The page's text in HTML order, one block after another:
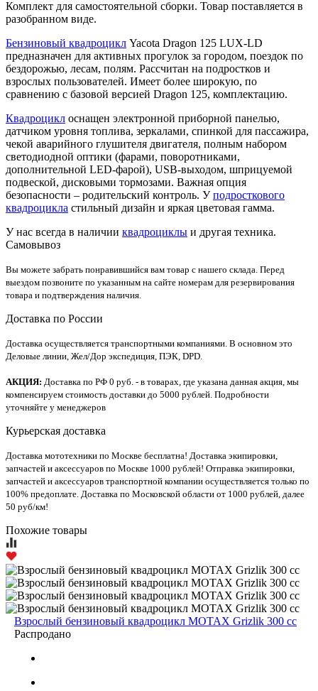
Комплект для самостоятельной сборки. Товар поставляется в
разобранном виде.
Бензиновый квадроцикл Yacota Dragon 125 LUX-LD
предназначен для активных прогулок за городом, поездок по
бездорожью, лесам, полям. Рассчитан на подростков и
взрослых пользователей. Имеет более широкую, по
сравнению с базовой версией Dragon 125, комплектацию.
Квадроцикл оснащен электронной приборной панелью,
датчиком уровня топлива, зеркалами, спинкой для пассажира,
чекой аварийного глушителя двигателя, полным набором
светодиодной оптики (фарами, поворотниками,
дополнительной LED-фарой), USB-выходом, шприцуемой
подвеской, дисковыми тормозами. Важная опция
безопасности – родительский контроль. Уподросткового
квадроцикла стильный дизайн и яркая цветовая гамма.
У нас всегда в наличии квадроциклы и другая техника.
Самовывоз
Вы можете забрать понравившийся вам товар с нашего склада. Перед
выездом позвоните по указанным на сайте номерам для резервирования
товара и подтверждения наличия.
Доставка по России
Доставка осуществляется транспортными компаниями. В основном это
Деловые линии, Жел/Дор экспедиция, ПЭК, DPD.
АКЦИЯ: Доставка по РФ 0 руб. - в товарах, где указана данная акция, мы
компенсируем стоимость доставки до 5000 рублей. Подробности
уточняйте у менеджеров
Курьерская доставка
Доставка мототехники по Москве бесплатна! Доставка экипировки,
запчастей и аксессуаров по Москве 1000 рублей! Отправка экипировки,
запчастей и аксессуаров транспортной компании осуществляется только по
100% предоплате. Доставка по Московской области от 1000 рублей, далее
50 руб/км!
Похожие товары
Взрослый бензиновый квадроцикл MOTAX Grizlik 300 cc
Распродано